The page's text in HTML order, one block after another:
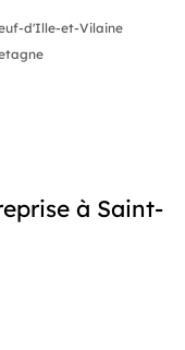
d'Ille-et-Vilaine
à Saint-